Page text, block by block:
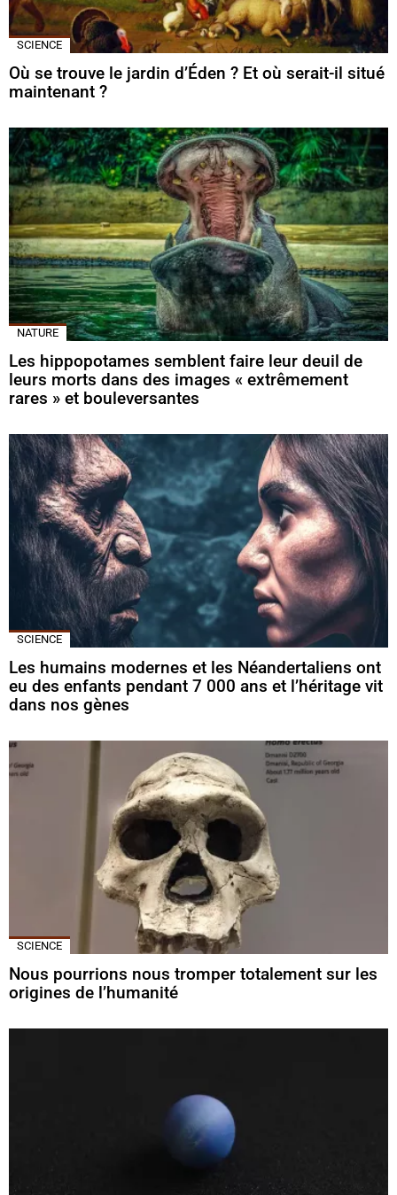
SCIENCE
Où se trouve le jardin d’Éden ? Et où serait-il situé
maintenant ?
NATURE
Les hippopotames semblent faire leur deuil de
leurs morts dans des images « extrêmement
rares » et bouleversantes
SCIENCE
Les humains modernes et les Néandertaliens ont
eu des enfants pendant 7 000 ans et l’héritage vit
dans nos gènes
SCIENCE
Nous pourrions nous tromper totalement sur les
origines de l’humanité